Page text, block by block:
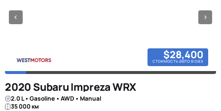
$28,400
стоимость авто в оаэ
2020 Subaru Impreza WRX
2.0 L • Gasoline • AWD • Manual
35 000 км